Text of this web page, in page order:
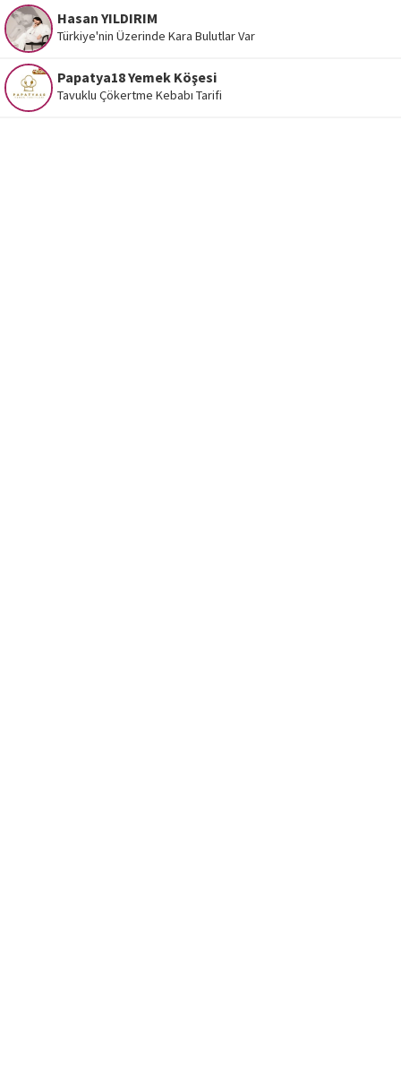
Hasan YILDIRIM
Türkiye'nin Üzerinde Kara Bulutlar Var
Papatya18 Yemek Köşesi
Tavuklu Çökertme Kebabı Tarifi